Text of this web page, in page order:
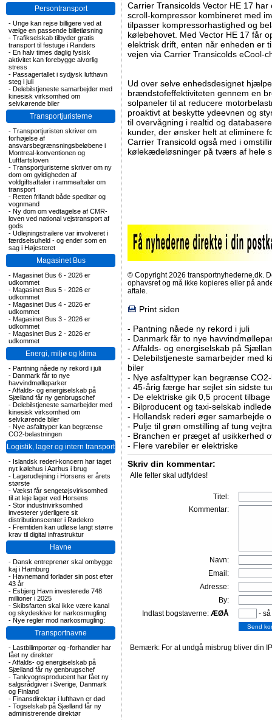
Persontransport
- Unge kan rejse billigere ved at
vælge en passende billetløsning
- Trafikselskab tilbyder gratis
transport til festuge i Randers
- En halv times daglig fysisk
aktivitet kan forebygge alvorlig
stress
- Passagertallet i sydjysk lufthavn
steg i juli
- Delebilstjeneste samarbejder med
kinesisk virksomhed om
selvkørende biler
Transportjuristerne
- Transportjuristen skriver om
forhøjelse af
ansvarsbegrænsningsbeløbene i
Montreal-konventionen og
Luftfartsloven
- Transportjuristerne skriver om ny
dom om gyldigheden af
voldgiftsaftaler i rammeaftaler om
transport
- Retten frifandt både speditør og
vognmand
- Ny dom om vedtagelse af CMR-
loven ved national vejstransport af
gods
- Udlejningstrailere var involveret i
færdselsuheld - og ender som en
sag i Højesteret
Magasinet Bus
- Magasinet Bus 6 - 2026 er
udkommet
- Magasinet Bus 5 - 2026 er
udkommet
- Magasinet Bus 4 - 2026 er
udkommet
- Magasinet Bus 3 - 2026 er
udkommet
- Magasinet Bus 2 - 2026 er
udkommet
Energi, miljø og klima
- Pantning nåede ny rekord i juli
- Danmark får to nye
havvindmølleparker
-Affalds- og energiselskab på
Sjælland får ny genbrugschef
- Delebilstjeneste samarbejder med
kinesisk virksomhed om
selvkørende biler
- Nye asfalttyper kan begrænse
CO2-belastningen
Logistik, lager og intern transport
- Islandsk rederi-koncern har taget
nyt kølehus i Aarhus i brug
- Lagerudlejning i Horsens er årets
største
- Vækst får sengetøjsvirksomhed
til at leje lager ved Horsens
- Stor industrivirksomhed
investerer yderligere sit
distributionscenter i Rødekro
- Fremtiden kan udløse langt større
krav til digital infrastruktur
Havne
- Dansk entreprenør skal ombygge
kaj i Hamburg
- Havnemand forlader sin post efter
43 år
- Esbjerg Havn investerede 748
millioner i 2025
- Skibsfarten skal ikke være kanal
og skydeskive for narkosmugling
- Nye regler mod narkosmugling:
Transportnavne
- Lastbilimportør og -forhandler har
fået ny direktør
-Affalds- og energiselskab på
Sjælland får ny genbrugschef
- Tankvognsproducent har fået ny
salgsrådgiver i Sverige, Danmark
og Finland
- Finansdirektør i lufthavn er død
- Togselskab på Sjælland får ny
administrerende direktør
Carrier Transicolds Vector HE 17
scroll-kompressor kombineret med
tilpasser kompressorhastighed og
kølebehovet. Med Vector HE 17 får
elektrisk drift, enten når enheden er
vejen via Carrier Transicolds eCool-
Ud over selve enhedsdesignet
brændstofeffektiviteten gennem en
solpaneler til at reducere
proaktivt at beskytte ydeevnen og
til overvågning i realtid og
kunder, der ønsker helt at eliminere
Carrier Transicold også med i
kølekædeløsninger på tværs af hele
© Copyright 2026 transportnyhederne.dk.
ophavsret og må ikke kopieres eller på
aftale.
Print siden
- Pantning nåede ny rekord i juli
- Danmark får to nye
- Affalds- og energiselskab på
- Delebilstjeneste samarbejder med
biler
- Nye asfalttyper kan begrænse
- 45-årig færge har sejlet sin sidste
- De elektriske gik 0,5 procent tilbage
- Bilproducent og taxi-selskab
- Hollandsk rederi øger samarbejde
- Pulje til grøn omstilling af tung
- Branchen er præget af usikkerhed
- Flere varebiler er elektriske
Skriv din kommentar:
Alle felter skal udfyldes!
Titel:
Kommentar:
Navn:
Email:
Adresse:
By:
Indtast bogstaverne: ÆØÅ -
Bemærk: For at undgå misbrug bliver din